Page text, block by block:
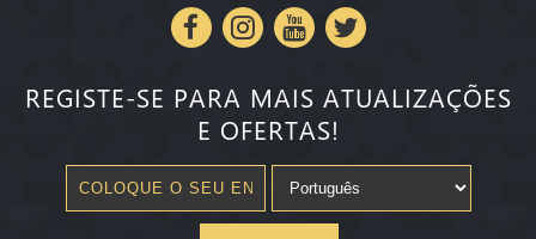
REGISTE-SE PARA MAIS ATUALIZAÇÕES
E OFERTAS!